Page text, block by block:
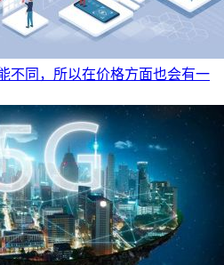
不同，所以在价格方面也会有一